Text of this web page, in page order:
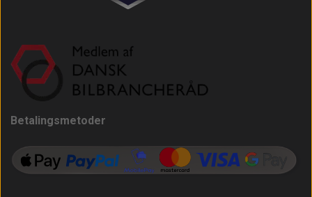
Betalingsmetoder